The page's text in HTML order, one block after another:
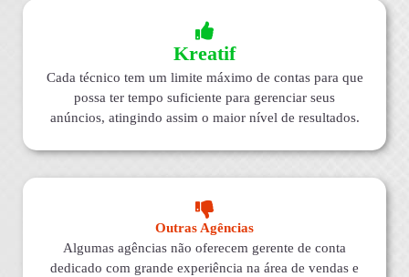
Kreatif
Cada técnico tem um limite máximo de contas para que
possa ter tempo suficiente para gerenciar seus
anúncios, atingindo assim o maior nível de resultados.
Outras Agências
Algumas agências não oferecem gerente de conta
dedicado com grande experiência na área de vendas e